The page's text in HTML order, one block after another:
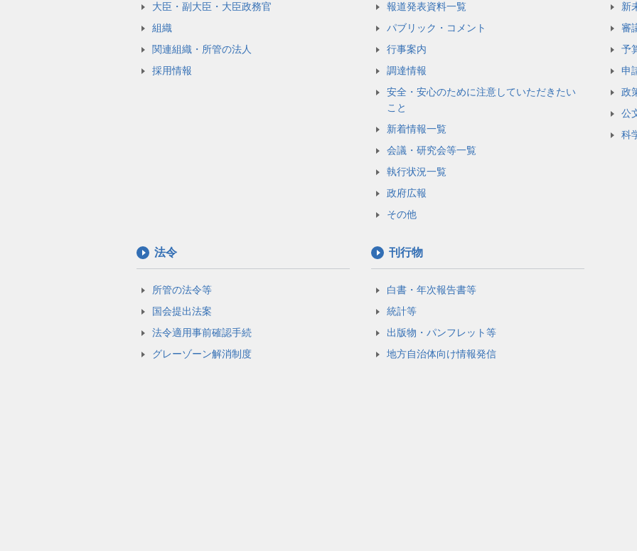
大臣・副大臣・大臣政務官
組織
関連組織・所管の法人
採用情報
報道発表資料一覧
パブリック・コメント
行事案内
調達情報
安全・安心のために注意していただきたい
こと
新着情報一覧
会議・研究会等一覧
執行状況一覧
政府広報
その他
新
審
予
申
政
公
科
法令
所管の法令等
国会提出法案
法令適用事前確認手続
グレーゾーン解消制度
刊行物
白書・年次報告書等
統計等
出版物・パンフレット等
地方自治体向け情報発信